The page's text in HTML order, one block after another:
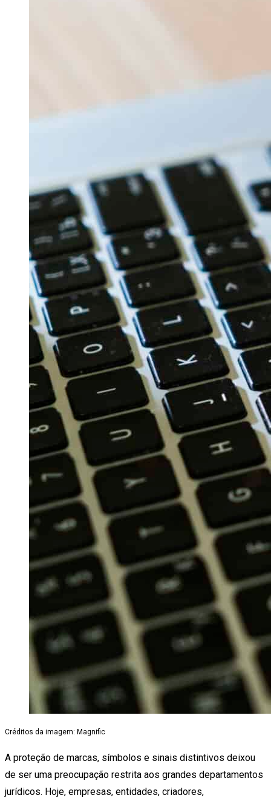
Créditos da imagem: Magnific
A proteção de marcas, símbolos e sinais distintivos deixou
de ser uma preocupação restrita aos grandes departamentos
jurídicos. Hoje, empresas, entidades, criadores,